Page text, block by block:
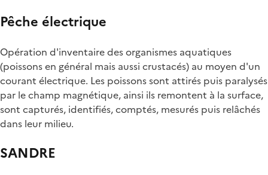
Pêche électrique
Opération d'inventaire des organismes aquatiques
(poissons en général mais aussi crustacés) au moyen d'un
courant électrique. Les poissons sont attirés puis paralysés
par le champ magnétique, ainsi ils remontent à la surface,
sont capturés, identifiés, comptés, mesurés puis relâchés
dans leur milieu.
SANDRE